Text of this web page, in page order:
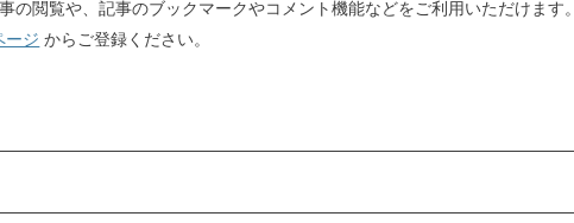
の閲覧や、記事のブックマークやコメント機能などをご利用いただけます。
ージ からご登録ください。